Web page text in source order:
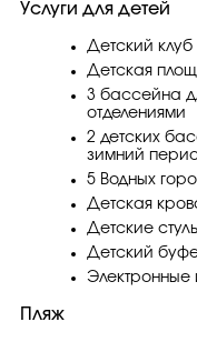
Услуги для детей
Детский клуб
Детская
3 бассейна
отделениями
2 детских
зимний
5 Водных
Детская
Детские
Детский
Электронные
Пляж